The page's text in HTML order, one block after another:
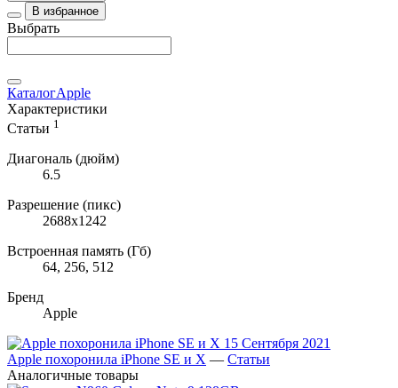
В избранное
Выбрать
КаталогApple
Характеристики
Статьи 1
Диагональ (дюйм)
6.5
Разрешение (пикс)
2688x1242
Встроенная память (Гб)
64, 256, 512
Бренд
Apple
15 Сентября 2021
Apple похоронила iPhone SE и X — Статьи
Аналогичные товары